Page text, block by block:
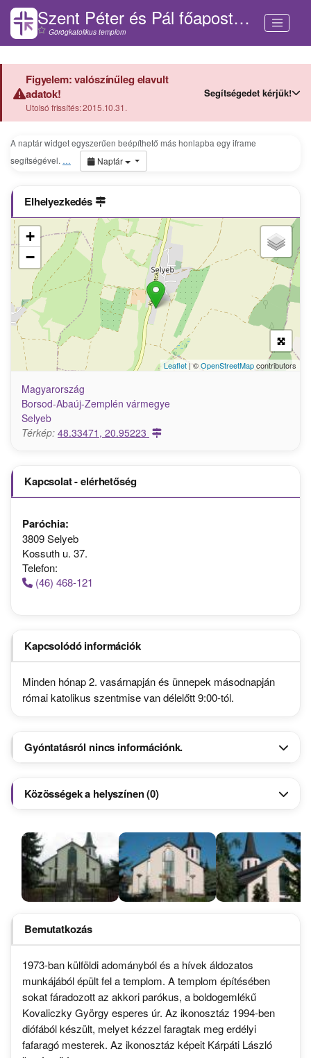
Szent Péter és Pál főapostolok templom (Selyeb)
Görögkatolikus templom
Figyelem: valószínűleg elavult
adatok!
Utolsó frissítés: 2015.10.31.
Segítségedet kérjük!
A naptár widget egyszerűen beépíthető más honlapba egy iframe
segítségével. … Naptár
Elhelyezkedés
+
−
Leaflet | ©OpenStreetMapcontributors
Magyarország
Borsod-Abaúj-Zemplén vármegye
Selyeb
Térkép: 48.33471, 20.95223
Kapcsolat - elérhetőség
Paróchia:
3809 Selyeb
Kossuth u. 37.
Telefon:
(46) 468-121
Kapcsolódó információk
Minden hónap 2. vasárnapján és ünnepek másodnapján
római katolikus szentmise van délelőtt 9:00-tól.
Gyóntatásról nincs információnk.
Közösségek a helyszínen (0)
Bemutatkozás
1973-ban külföldi adományból és a hívek áldozatos
munkájából épült fel a templom. A templom építésében
sokat fáradozott az akkori parókus, a boldogemlékű
Kovaliczky György esperes úr. Az ikonosztáz 1994-ben
diófából készült, melyet kézzel faragtak meg erdélyi
fafaragó mesterek. Az ikonosztáz képeit Kárpáti László